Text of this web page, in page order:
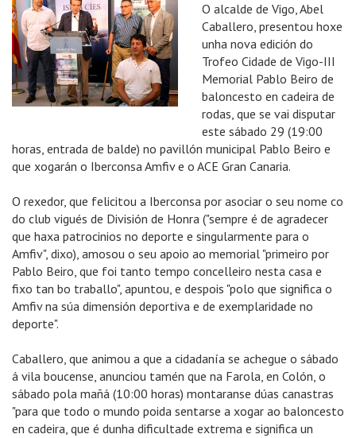
O alcalde de Vigo, Abel
Caballero, presentou hoxe
unha nova edición do
Trofeo Cidade de Vigo-III
Memorial Pablo Beiro de
baloncesto en cadeira de
rodas, que se vai disputar
este sábado 29 (19:00
horas, entrada de balde) no pavillón municipal Pablo Beiro e
que xogarán o Iberconsa Amfiv e o ACE Gran Canaria.
O rexedor, que felicitou a Iberconsa por asociar o seu nome co
do club vigués de División de Honra ("sempre é de agradecer
que haxa patrocinios no deporte e singularmente para o
Amfiv", dixo), amosou o seu apoio ao memorial "primeiro por
Pablo Beiro, que foi tanto tempo concelleiro nesta casa e
fixo tan bo traballo", apuntou, e despois "polo que significa o
Amfiv na súa dimensión deportiva e de exemplaridade no
deporte".
Caballero, que animou a que a cidadanía se achegue o sábado
á vila boucense, anunciou tamén que na Farola, en Colón, o
sábado pola mañá (10:00 horas) montaranse dúas canastras
"para que todo o mundo poida sentarse a xogar ao baloncesto
en cadeira, que é dunha dificultade extrema e significa un